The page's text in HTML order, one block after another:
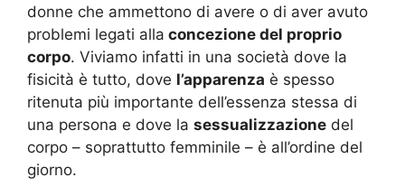
donne che ammettono di avere o di aver avuto
problemi legati alla concezione del proprio
corpo. Viviamo infatti in una società dove la
fisicità è tutto, dove l’apparenza è spesso
ritenuta più importante dell’essenza stessa di
una persona e dove la sessualizzazione del
corpo – soprattutto femminile – è all’ordine del
giorno.